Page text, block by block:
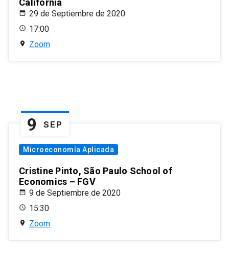
California
29 de Septiembre de 2020
17:00
Zoom
9 SEP
Microeconomía Aplicada
Cristine Pinto, São Paulo School of
Economics – FGV
9 de Septiembre de 2020
15:30
Zoom